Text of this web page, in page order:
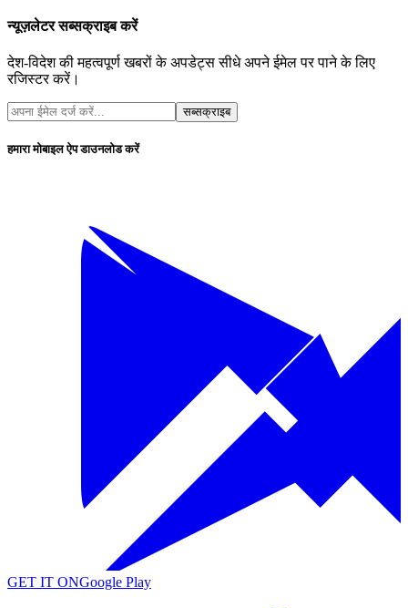
न्यूज़लेटर सब्सक्राइब करें
देश-विदेश की महत्वपूर्ण खबरों के अपडेट्स सीधे अपने ईमेल पर पाने के लिए
रजिस्टर करें।
सब्सक्राइब
हमारा मोबाइल ऐप डाउनलोड करें
GET IT ONGoogle Play